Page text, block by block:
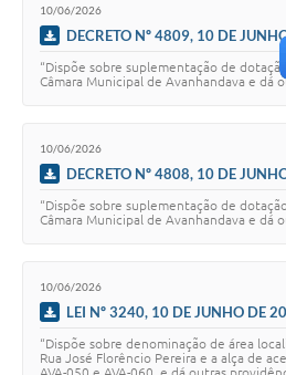
10/06/2026
DECRETO Nº 4809, 10 DE
“Dispõe sobre suplementação de
Câmara Municipal de Avanhandava e dá
10/06/2026
DECRETO Nº 4808, 10 DE
“Dispõe sobre suplementação de
Câmara Municipal de Avanhandava e dá
10/06/2026
LEI Nº 3240, 10 DE JUNHO DE
“Dispõe sobre denominação de área
Rua José Florêncio Pereira e a alça de
AVA-050 e AVA-060, e dá outras